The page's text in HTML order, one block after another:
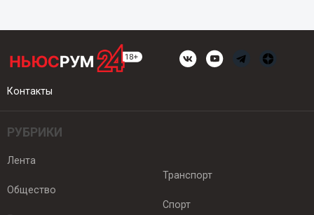
Контакты
РУБРИКИ
Лента
Общество
Транспорт
Спорт